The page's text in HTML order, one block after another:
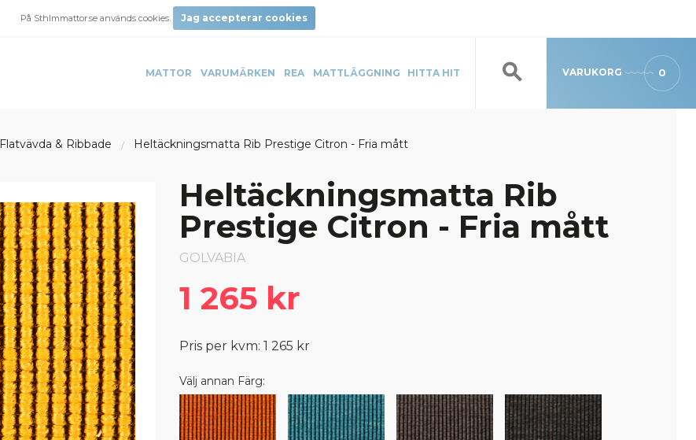
På Sthlmmattor.se används cookies. Jag accepterar cookies
0
VARUKORG
MATTOR VARUMÄRKEN REA MATTLÄGGNING HITTA HIT
Flatvävda & Ribbade Heltäckningsmatta Rib Prestige Citron - Fria mått
Heltäckningsmatta Rib
Prestige Citron - Fria mått
GOLVABIA
1 265 kr
Pris per kvm: 1 265 kr
Välj annan Färg: